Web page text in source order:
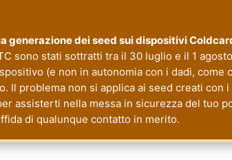
generazione dei seed sui dispositivi
sono stati sottratti tra il 30 luglio e il 1
(e non in autonomia con i dadi, come
Il problema non si applica ai seed creati
assisterti nella messa in sicurezza del tuo
di qualunque contatto in merito.